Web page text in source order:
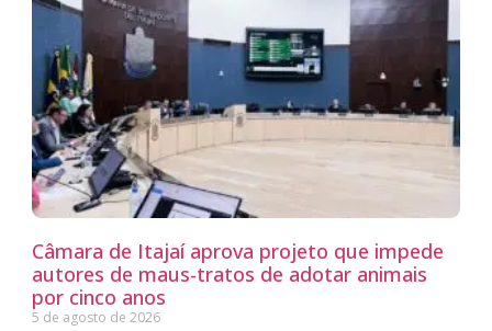
Câmara de Itajaí aprova projeto que impede
autores de maus-tratos de adotar animais
por cinco anos
5 de agosto de 2026